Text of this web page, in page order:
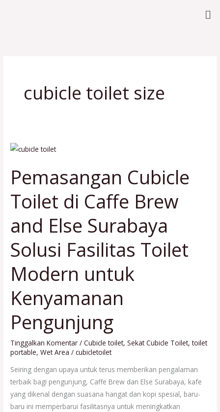
cubicle toilet size
Pemasangan Cubicle
Toilet di Caffe Brew
and Else Surabaya
Solusi Fasilitas Toilet
Modern untuk
Kenyamanan
Pengunjung
Tinggalkan Komentar /Cubicle toilet,Sekat Cubicle Toilet,toilet
portable,Wet Area /cubicletoilet
Seiring dengan upaya untuk terus memberikan pengalaman
terbaik bagi pengunjung, Caffe Brew dan Else Surabaya, kafe
yang dikenal dengan suasana hangat dan kopi spesial, baru-
baru ini memperbarui fasilitasnya untuk meningkatkan
Pemasangan
Toilet
di
Caffe
Brew
and
Else
Surabaya
Solusi
Fasilitas
Toilet
Modern
untuk
Kenyamanan
Pengunjung